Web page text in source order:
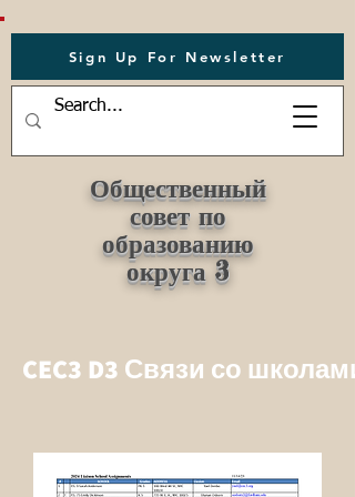
Sign Up For Newsletter
Общественный
совет по
образованию
округа 3
CEC3 D3 Связи со школами